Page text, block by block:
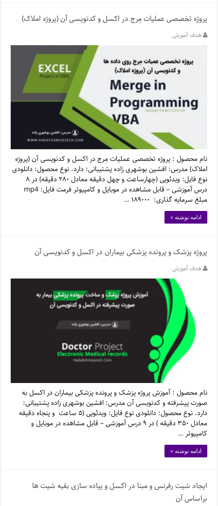
پروژه تخصصی عملیات مِرج در اکسل و کدنویسی آن (پروژه املاک)
هدف آموزش
نام محصول : پروژه تخصصی عملیات مِرج در اکسل و کدنویسی آن (پروژه
املاک) مدرس: افشین بوشهری زاده پشتیبانی: دارد. نوع محصول: دانلودی
نوع فایل: ویدئویی (چهارساعت و چهل دقیقه معادل ۲۸۰ دقیقه) در ۸
درس آموزشی – قابل مشاهده در موبایل و کامپیوتر فرمت فایل: mp4
مبلغ سرمایه گذاری: ۱۸۹۰۰۰ …
ادامه نوشته »
پروژه پزشک و پرونده پزشکی بیماران در اکسل و کدنویسی آن
هدف آموزش
نام محصول : آموزش پروژه پزشک و پرونده پزشکی بیماران در اکسل به
صورت پیشرفته و کدنویسی آن مدرس: افشین بوشهری زاده پشتیبانی:
دارد. نوع محصول: دانلودی نوع فایل: ویدئویی (۵ ساعت و پنجاه دقیقه
معادل ۳۵۰ دقیقه ) در ۹ درس آموزشی – قابل مشاهده در موبایل و
کامپیوتر …
ادامه نوشته »
ایجاد شیت رفرنس و مبنا در اکسل و پیاده سازی بقیه شیت ها
براساس آن